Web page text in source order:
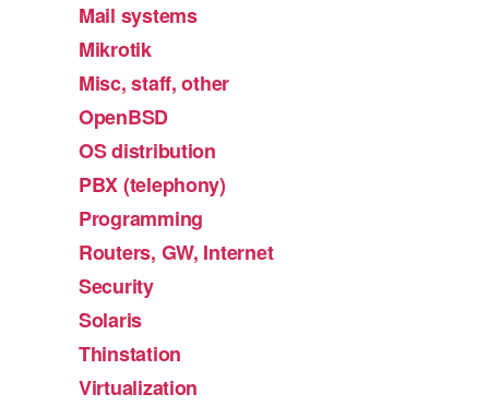
Mail systems
Mikrotik
Misc, staff, other
OpenBSD
OS distribution
PBX (telephony)
Programming
Routers, GW, Internet
Security
Solaris
Thinstation
Virtualization